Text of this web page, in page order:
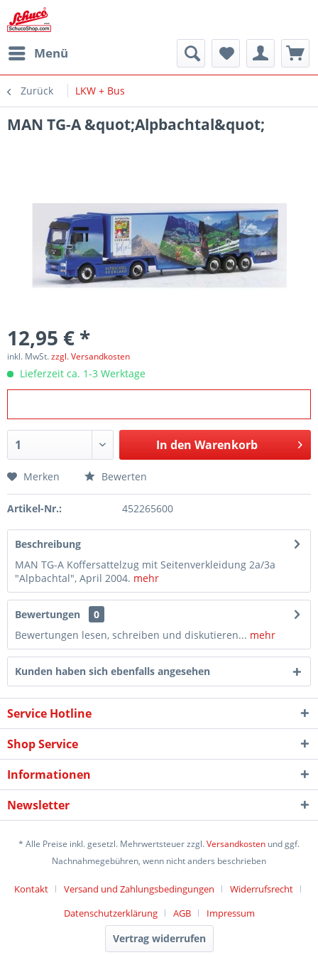
Menü
Zurück LKW + Bus
MAN TG-A &quot;Alpbachtal&quot;
12,95 € *
inkl. MwSt.zzgl. Versandkosten
Lieferzeit ca. 1-3 Werktage
In den Warenkorb
Merken Bewerten
Artikel-Nr.: 452265600
Beschreibung
MAN TG-A Koffersattelzug mit Seitenverkleidung 2a/3a
"Alpbachtal", April 2004. mehr
Bewertungen
0
Bewertungen lesen, schreiben und diskutieren... mehr
Kunden haben sich ebenfalls angesehen
Service Hotline
Shop Service
Informationen
Newsletter
* Alle Preise inkl. gesetzl. Mehrwertsteuer zzgl.Versandkosten und ggf.
Nachnahmegebühren, wenn nicht anders beschrieben
Kontakt Versand und Zahlungsbedingungen
Widerrufsrecht
Datenschutzerklärung
AGB Impressum
Vertrag widerrufen